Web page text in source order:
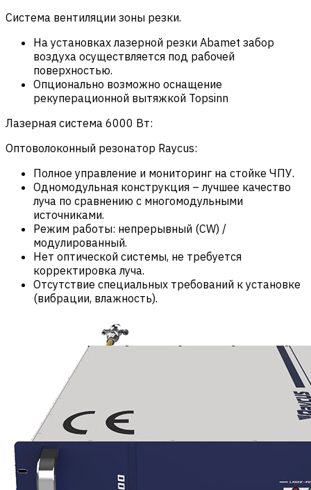
Система вентиляции зоны резки.
На установках лазерной резки Abamet забор
воздуха осуществляется под рабочей
поверхностью.
Опционально возможно оснащение
рекуперационной вытяжкой Topsinn
Лазерная система 6000 Вт:
Оптоволоконный резонатор Raycus:
Полное управление и мониторинг на стойке ЧПУ.
Одномодульная конструкция – лучшее качество
луча по сравнению с многомодульными
источниками.
Режим работы: непрерывный (CW) /
модулированный.
Нет оптической системы, не требуется
корректировка луча.
Отсутствие специальных требований к установке
(вибрации, влажность).